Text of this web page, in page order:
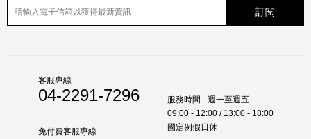
訂閱
客服專線
04-2291-7296
免付費客服專線
服務時間 - 週一至週五
09:00 - 12:00 / 13:00 - 18:00
國定例假日休